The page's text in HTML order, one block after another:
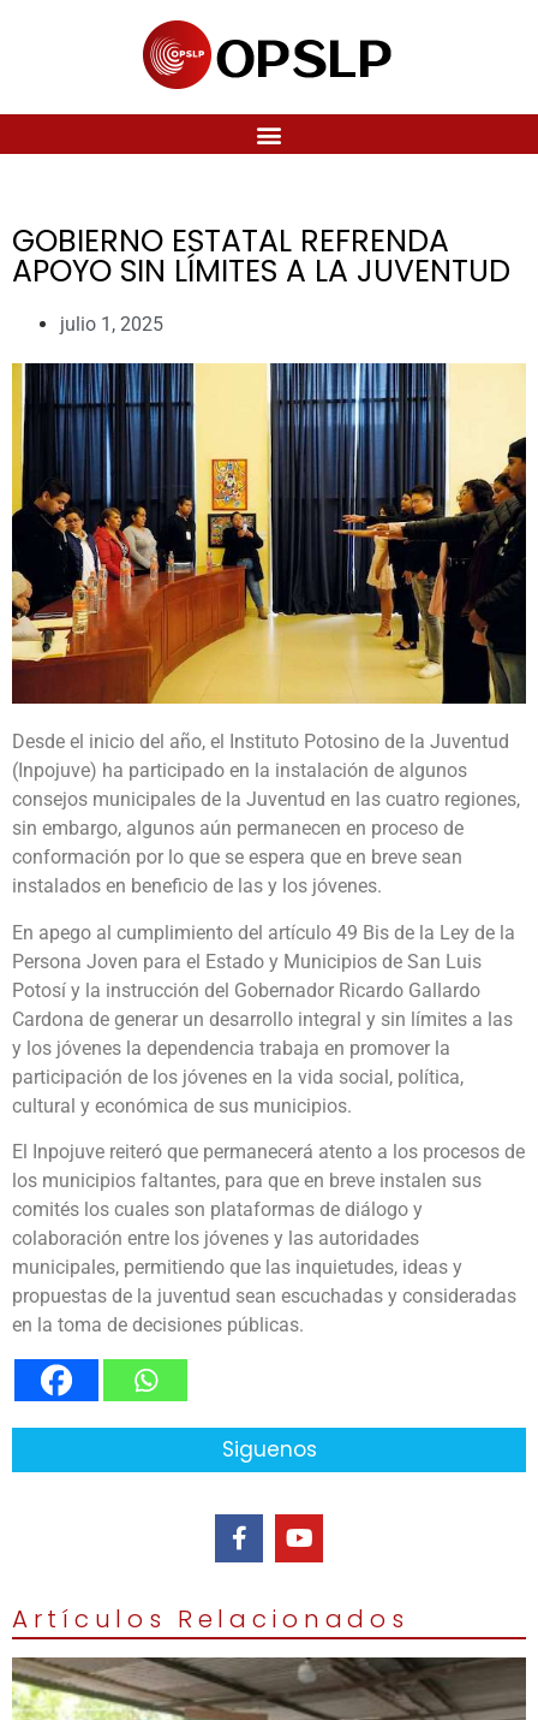
GOBIERNO ESTATAL REFRENDA
APOYO SIN LÍMITES A LA JUVENTUD
julio 1, 2025
Desde el inicio del año, el Instituto Potosino de la Juventud
(Inpojuve) ha participado en la instalación de algunos
consejos municipales de la Juventud en las cuatro regiones,
sin embargo, algunos aún permanecen en proceso de
conformación por lo que se espera que en breve sean
instalados en beneficio de las y los jóvenes.
En apego al cumplimiento del artículo 49 Bis de la Ley de la
Persona Joven para el Estado y Municipios de San Luis
Potosí y la instrucción del Gobernador Ricardo Gallardo
Cardona de generar un desarrollo integral y sin límites a las
y los jóvenes la dependencia trabaja en promover la
participación de los jóvenes en la vida social, política,
cultural y económica de sus municipios.
El Inpojuve reiteró que permanecerá atento a los procesos de
los municipios faltantes, para que en breve instalen sus
comités los cuales son plataformas de diálogo y
colaboración entre los jóvenes y las autoridades
municipales, permitiendo que las inquietudes, ideas y
propuestas de la juventud sean escuchadas y consideradas
en la toma de decisiones públicas.
Siguenos
Artículos Relacionados